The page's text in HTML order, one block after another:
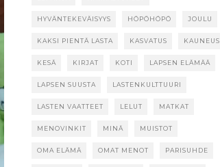
HYVÄNTEKEVÄISYYS HÖPÖHÖPÖ JOULU
KAKSI PIENTÄ LASTA KASVATUS KAUNEUS
KESÄ KIRJAT KOTI LAPSEN ELÄMÄÄ
LAPSEN SUUSTA LASTENKULTTUURI
LASTEN VAATTEET LELUT MATKAT
MENOVINKIT MINÄ MUISTOT
OMA ELÄMÄ OMAT MENOT PARISUHDE